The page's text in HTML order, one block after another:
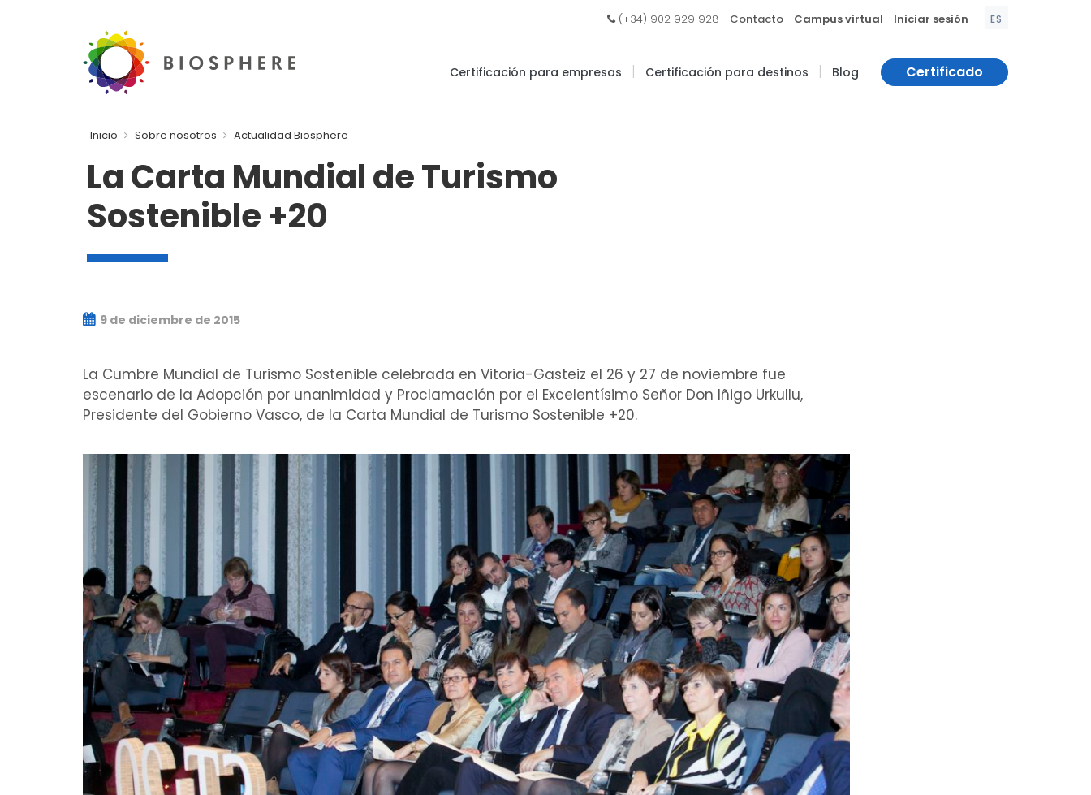
(+34) 902 929 928 Contacto Campus virtual Iniciar sesión ES
Certificación para empresas | Certificación para destinos | Blog Certificado
Inicio Sobre nosotros Actualidad Biosphere
La Carta Mundial de Turismo
Sostenible +20
9 de diciembre de 2015
La Cumbre Mundial de Turismo Sostenible celebrada en Vitoria-Gasteiz el 26 y 27 de noviembre fue
escenario de la Adopción por unanimidad y Proclamación por el Excelentísimo Señor Don Iñigo Urkullu,
Presidente del Gobierno Vasco, de la Carta Mundial de Turismo Sostenible +20.